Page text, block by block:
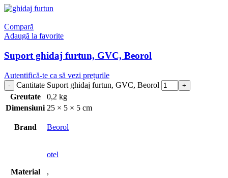
Compară
Adaugă la favorite
Suport ghidaj furtun, GVC, Beorol
Autentifică-te ca să vezi prețurile
Cantitate Suport ghidaj furtun, GVC, Beorol
Greutate
0,2 kg
Dimensiuni 25 × 5 × 5 cm
Brand Beorol
Material
otel
,